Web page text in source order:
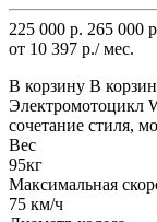
225 000 р. 265 000
от 10 397 р./ мес.
В корзину В
Электромотоцикл
сочетание стиля,
Вес
95кг
Максимальная
75 км/ч